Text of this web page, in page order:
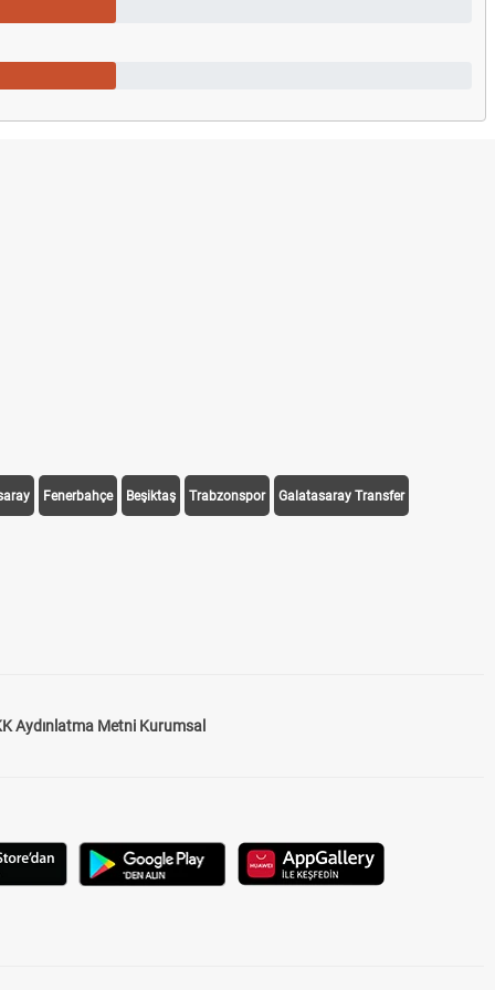
Fenerbahçe Beşiktaş Trabzonspor Galatasaray Transfer
Aydınlatma Metni Kurumsal